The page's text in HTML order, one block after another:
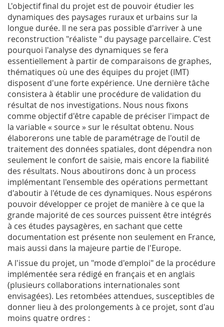
L'objectif final du projet est de pouvoir étudier les
dynamiques des paysages ruraux et urbains sur la
longue durée. Il ne sera pas possible d'arriver à une
reconstruction "réaliste " du paysage parcellaire. C'est
pourquoi l'analyse des dynamiques se fera
essentiellement à partir de comparaisons de graphes,
thématiques où une des équipes du projet (IMT)
disposent d'une forte expérience. Une dernière tâche
consistera à établir une procédure de validation du
résultat de nos investigations. Nous nous fixons
comme objectif d'être capable de préciser l'impact de
la variable « source » sur le résultat obtenu. Nous
élaborerons une table de paramétrage de l'outil de
traitement des données spatiales, dont dépendra non
seulement le confort de saisie, mais encore la fiabilité
des résultats. Nous aboutirons donc à un process
implémentant l'ensemble des opérations permettant
d'aboutir à l'étude de ces dynamiques. Nous espérons
pouvoir développer ce projet de manière à ce que la
grande majorité de ces sources puissent être intégrés
à ces études paysagères, en sachant que cette
documentation est présente non seulement en France,
mais aussi dans la majeure partie de l'Europe.
A l'issue du projet, un "mode d'emploi" de la procédure
implémentée sera rédigé en français et en anglais
(plusieurs collaborations internationales sont
envisagées). Les retombées attendues, susceptibles de
donner lieu à des prolongements à ce projet, sont d'au
moins quatre ordres :